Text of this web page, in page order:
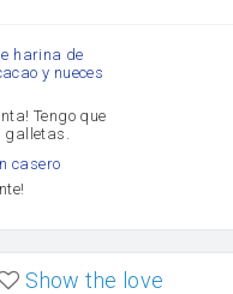
harina de
y nueces
Tengo que
casero
fácil y
Show the love